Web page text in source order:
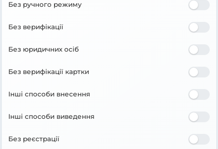
Без ручного режиму
Без верифікації
Без юридичних осіб
Без верифікації картки
Інші способи внесення
Інші способи виведення
Без реєстрації